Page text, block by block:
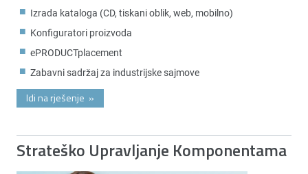
Izrada kataloga (CD, tiskani oblik, web, mobilno)
Konfiguratori proizvoda
ePRODUCTplacement
Zabavni sadržaj za industrijske sajmove
Idi na rješenje »
Strateško Upravljanje Komponentama